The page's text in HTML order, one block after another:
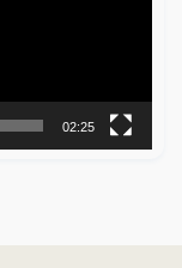
02:25